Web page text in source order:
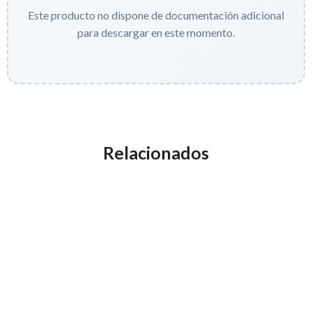
Este producto no dispone de documentación adicional
para descargar en este momento.
Relacionados